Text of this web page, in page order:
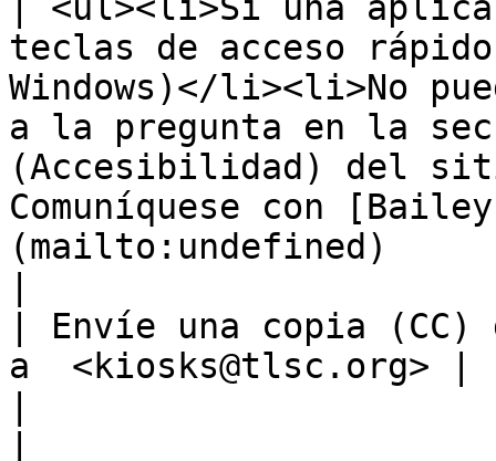
teclas de acceso rápido
Windows)</li><li>No
a la pregunta en la
(Accesibilidad) del
Comuníquese con
(mailto:undefined)
| Envíe una copia (CC)
a  <kiosks@tlsc.org> |